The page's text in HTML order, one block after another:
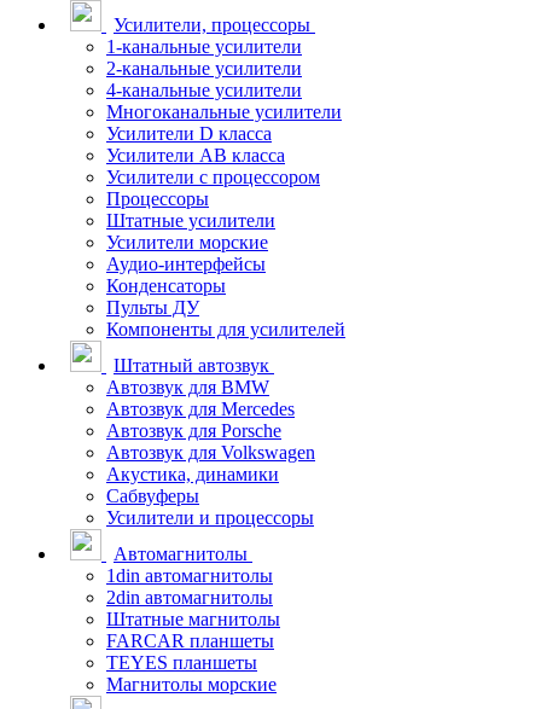
Усилители, процессоры
1-канальные усилители
2-канальные усилители
4-канальные усилители
Многоканальные усилители
Усилители D класса
Усилители АВ класса
Усилители с процессором
Процессоры
Штатные усилители
Усилители морские
Аудио-интерфейсы
Конденсаторы
Пульты ДУ
Компоненты для усилителей
Штатный автозвук
Автозвук для BMW
Автозвук для Mercedes
Автозвук для Porsche
Автозвук для Volkswagen
Акустика, динамики
Сабвуферы
Усилители и процессоры
Автомагнитолы
1din автомагнитолы
2din автомагнитолы
Штатные магнитолы
FARCAR планшеты
TEYES планшеты
Магнитолы морские